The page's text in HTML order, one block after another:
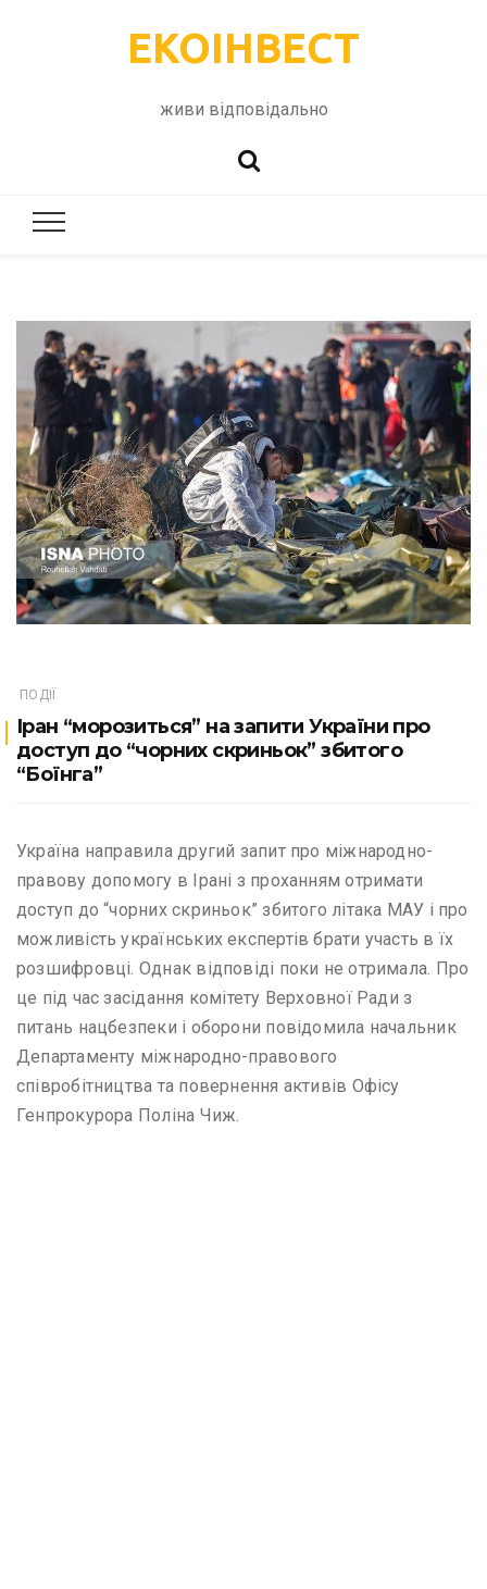
ЕКОІНВЕСТ
живи відповідально
ПОДІЇ
Іран “морозиться” на запити України про
доступ до “чорних скриньок” збитого
“Боїнга”
Україна направила другий запит про міжнародно-
правову допомогу в Ірані з проханням отримати
доступ до “чорних скриньок” збитого літака МАУ і про
можливість українських експертів брати участь в їх
розшифровці. Однак відповіді поки не отримала. Про
це під час засідання комітету Верховної Ради з
питань нацбезпеки і оборони повідомила начальник
Департаменту міжнародно-правового
співробітництва та повернення активів Офісу
Генпрокурора Поліна Чиж.